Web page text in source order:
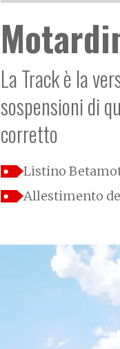
La Track è la
sospensioni di
corretto
Listino
Allestimento